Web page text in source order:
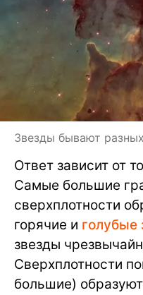
Звезды бывают
Ответ зависит от
Самые большие
сверхплотности
горячие и голубые
звезды
Сверхплотности
большие)